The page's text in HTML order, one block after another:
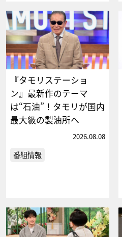
『タモリステーショ
ン』最新作のテーマ
は“石油”！タモリが国内
最大級の製油所へ
2026.08.08
番組情報